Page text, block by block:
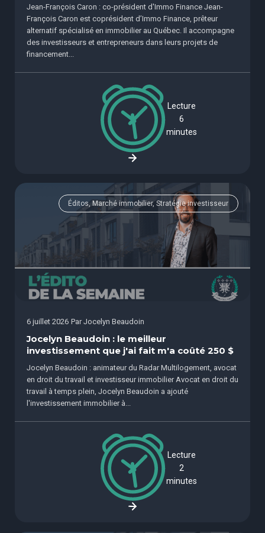
Jean-François Caron : co-président d'Immo Finance Jean-
François Caron est coprésident d’Immo Finance, prêteur
alternatif spécialisé en immobilier au Québec. Il accompagne
des investisseurs et entrepreneurs dans leurs projets de
financement...
Lecture
6
minutes
Éditos, Marché immobilier, Stratégie investisseur
6 juillet 2026 Par Jocelyn Beaudoin
Jocelyn Beaudoin : le meilleur
investissement que j'ai fait m'a coûté 250 $
Jocelyn Beaudoin : animateur du Radar Multilogement, avocat
en droit du travail et investisseur immobilier Avocat en droit du
travail à temps plein, Jocelyn Beaudoin a ajouté
l'investissement immobilier à...
Lecture
2
minutes